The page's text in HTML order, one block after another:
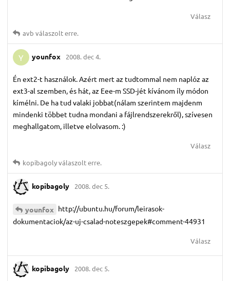
Válasz
avb válaszolt erre.
Y younfox 2008. dec 4.
Én ext2-t használok. Azért mert az tudtommal nem naplóz az
ext3-al szemben, és hát, az Eee-m SSD-jét kívánom íly módon
kímélni. De ha tud valaki jobbat(nálam szerintem majdenm
mindenki többet tudna mondani a fájlrendszerekről), szívesen
meghallgatom, illetve elolvasom. :)
Válasz
kopibagolyválaszolt erre.
kopibagoly 2008. dec 5.
younfox http://ubuntu.hu/forum/leirasok-
dokumentaciok/az-uj-csalad-noteszgepek#comment-44931
Válasz
kopibagoly 2008. dec 5.